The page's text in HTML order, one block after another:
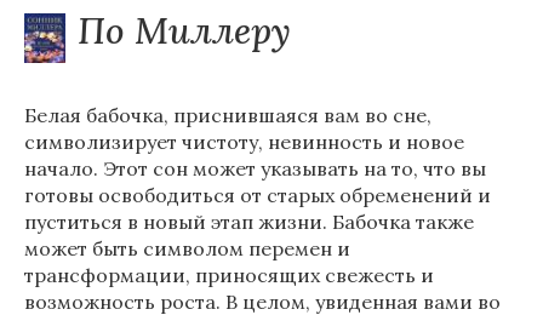
По Миллеру
Белая бабочка, приснившаяся вам во сне,
символизирует чистоту, невинность и новое
начало. Этот сон может указывать на то, что вы
готовы освободиться от старых обременений и
пуститься в новый этап жизни. Бабочка также
может быть символом перемен и
трансформации, приносящих свежесть и
возможность роста. В целом, увиденная вами во